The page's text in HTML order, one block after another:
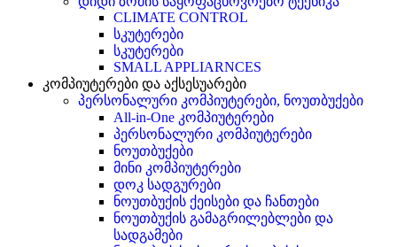
CLIMATE CONTROL
სკუტერები
სკუტერები
SMALL APPLIARNCES
კომპიუტერები და აქსესუარები
პერსონალური კომპიუტერები, ნოუთბუქები
All-in-One კომპიუტერები
პერსონალური კომპიუტერები
ნოუთბუქები
მინი კომპიუტერები
დოკ სადგურები
ნოუთბუქის ქეისები და ჩანთები
ნოუთბუქის გამაგრილებლები და
სადგამები